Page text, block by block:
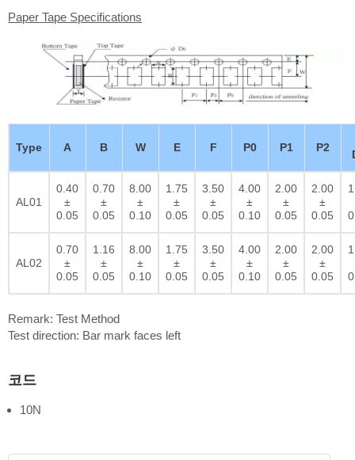
Paper Tape Specifications
Type A B W E F P0 P1 P2
AL01
0.40
±
0.05
0.70
±
0.05
8.00
±
0.10
1.75
±
0.05
3.50
±
0.05
4.00
±
0.10
2.00
±
0.05
2.00
±
0.05
AL02
0.70
±
0.05
1.16
±
0.05
8.00
±
0.10
1.75
±
0.05
3.50
±
0.05
4.00
±
0.10
2.00
±
0.05
2.00
±
0.05
Remark: Test Method
Test direction: Bar mark faces left
코드
10N